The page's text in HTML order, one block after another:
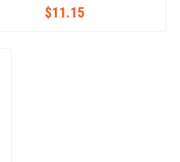
$11.15